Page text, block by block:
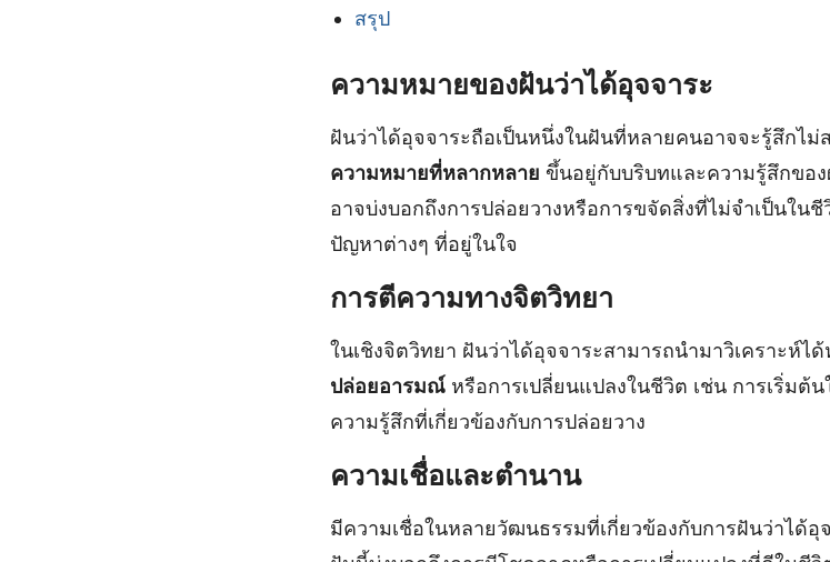
สรุป
ความหมายของฝันว่าได้อุจจาระ
ฝันว่าได้อุจจาระถือเป็นหนึ่งในฝันที่หลายคนอาจจะรู้สึกไ
ความหมายที่หลากหลาย ขึ้นอยู่กับบริบทและความรู้สึกขอ
อาจบ่งบอกถึงการปล่อยวางหรือการขจัดสิ่งที่ไม่จำเป็นใน
ปัญหาต่างๆ ที่อยู่ในใจ
การตีความทางจิตวิทยา
ในเชิงจิตวิทยา ฝันว่าได้อุจจาระสามารถนำมาวิเคราะห์ไ
ปล่อยอารมณ์ หรือการเปลี่ยนแปลงในชีวิต เช่น การเริ่มต้
ความรู้สึกที่เกี่ยวข้องกับการปล่อยวาง
ความเชื่อและตำนาน
มีความเชื่อในหลายวัฒนธรรมที่เกี่ยวข้องกับการฝันว่าได้อุ